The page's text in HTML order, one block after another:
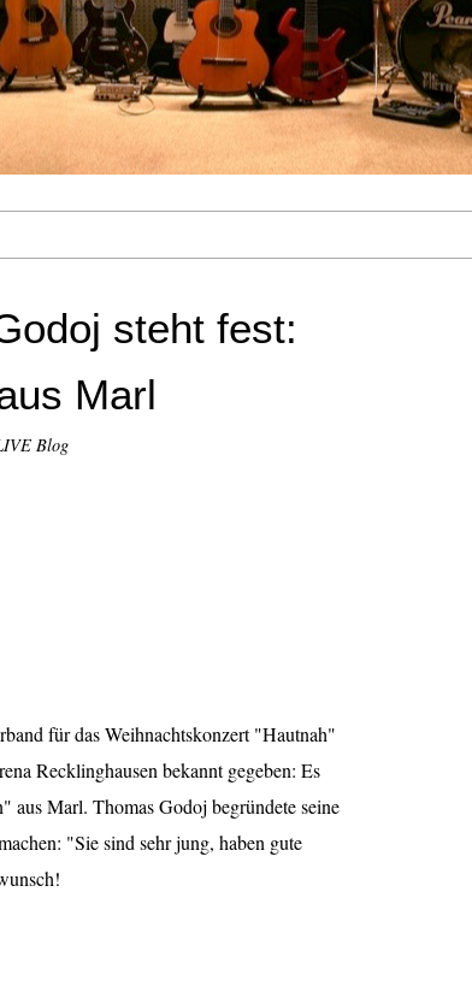
steht fest:
Marl
Blog
für das Weihnachtskonzert "Hautnah"
Recklinghausen bekannt gegeben: Es
aus Marl. Thomas Godoj begründete seine
"Sie sind sehr jung, haben gute